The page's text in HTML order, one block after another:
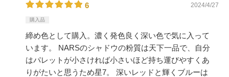
6 2024/4/27
購入品
締め色として購入。濃く発色良く深い色で気に入って
います。 NARSのシャドウの粉質は天下一品で、自分
はパレットが小さければ小さいほど持ち運びやすくあ
りがたいと思うため星7。 深いレッドと輝くブルーは